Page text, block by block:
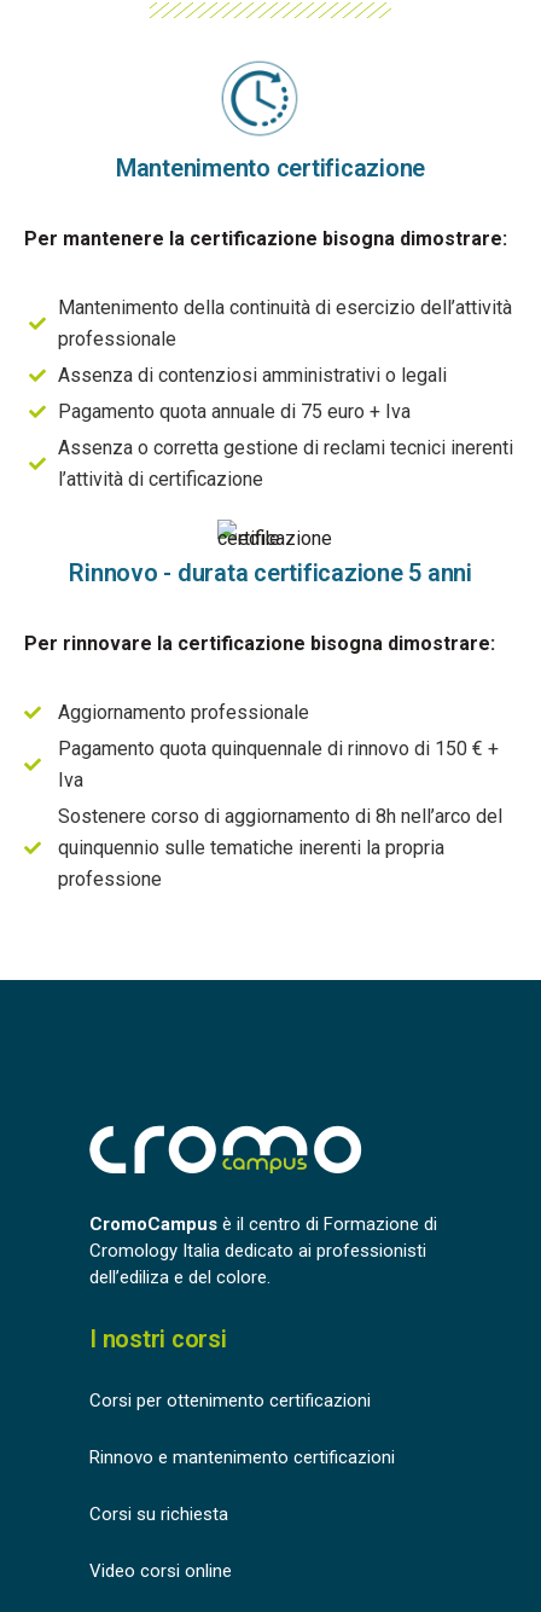
Mantenimento certificazione
Per mantenere la certificazione bisogna dimostrare:
Mantenimento della continuità di esercizio dell’attività
professionale
Assenza di contenziosi amministrativi o legali
Pagamento quota annuale di 75 euro + Iva
Assenza o corretta gestione di reclami tecnici inerenti
l’attività di certificazione
Rinnovo - durata certificazione 5 anni
Per rinnovare la certificazione bisogna dimostrare:
Aggiornamento professionale
Pagamento quota quinquennale di rinnovo di 150 € +
Iva
Sostenere corso di aggiornamento di 8h nell’arco del
quinquennio sulle tematiche inerenti la propria
professione
CromoCampus è il centro di Formazione di
Cromology Italia dedicato ai professionisti
dell’ediliza e del colore.
I nostri corsi
Corsi per ottenimento certificazioni
Rinnovo e mantenimento certificazioni
Corsi su richiesta
Video corsi online